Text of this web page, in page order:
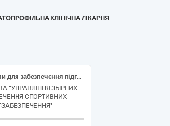
КЛІНІЧНА ЛІКАРНЯ
Кінезіотейпи та тейпи для забезпечення підготовки та участі національної збірної команди України з боротьби греко-римської та боротьби вільної в міжнародних змаганнях, наказ 1762 та 1723, ДК 021:2015:33140000-3: Медичні матеріали, НК 024:2023: 60310 - Знеболювальний фототерапевтичний шкірний пластир
"УПРАВЛІННЯ ЗБІРНИХ
СПОРТИВНИХ